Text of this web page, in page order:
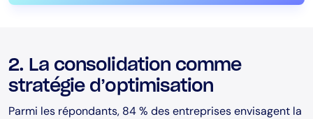
2. La consolidation comme
stratégie d’optimisation
Parmi les répondants, 84 % des entreprises envisagent la